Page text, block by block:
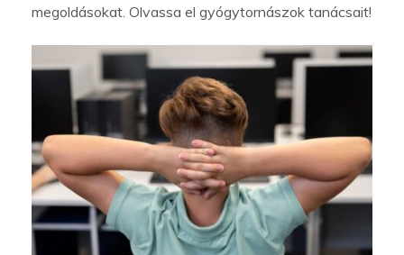
megoldásokat. Olvassa el gyógytornászok tanácsait!